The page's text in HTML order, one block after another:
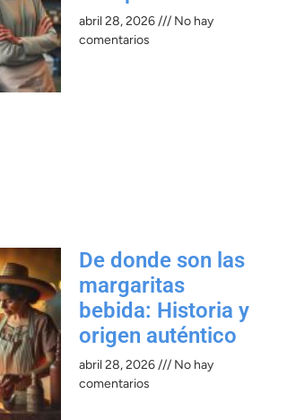
abril 28, 2026
No hay
comentarios
De donde son las
margaritas
bebida: Historia y
origen auténtico
abril 28, 2026
No hay
comentarios